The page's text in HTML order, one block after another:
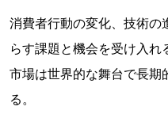
消費者行動の変化、技術の
らす課題と機会を受け入
市場は世界的な舞台で長期
る。